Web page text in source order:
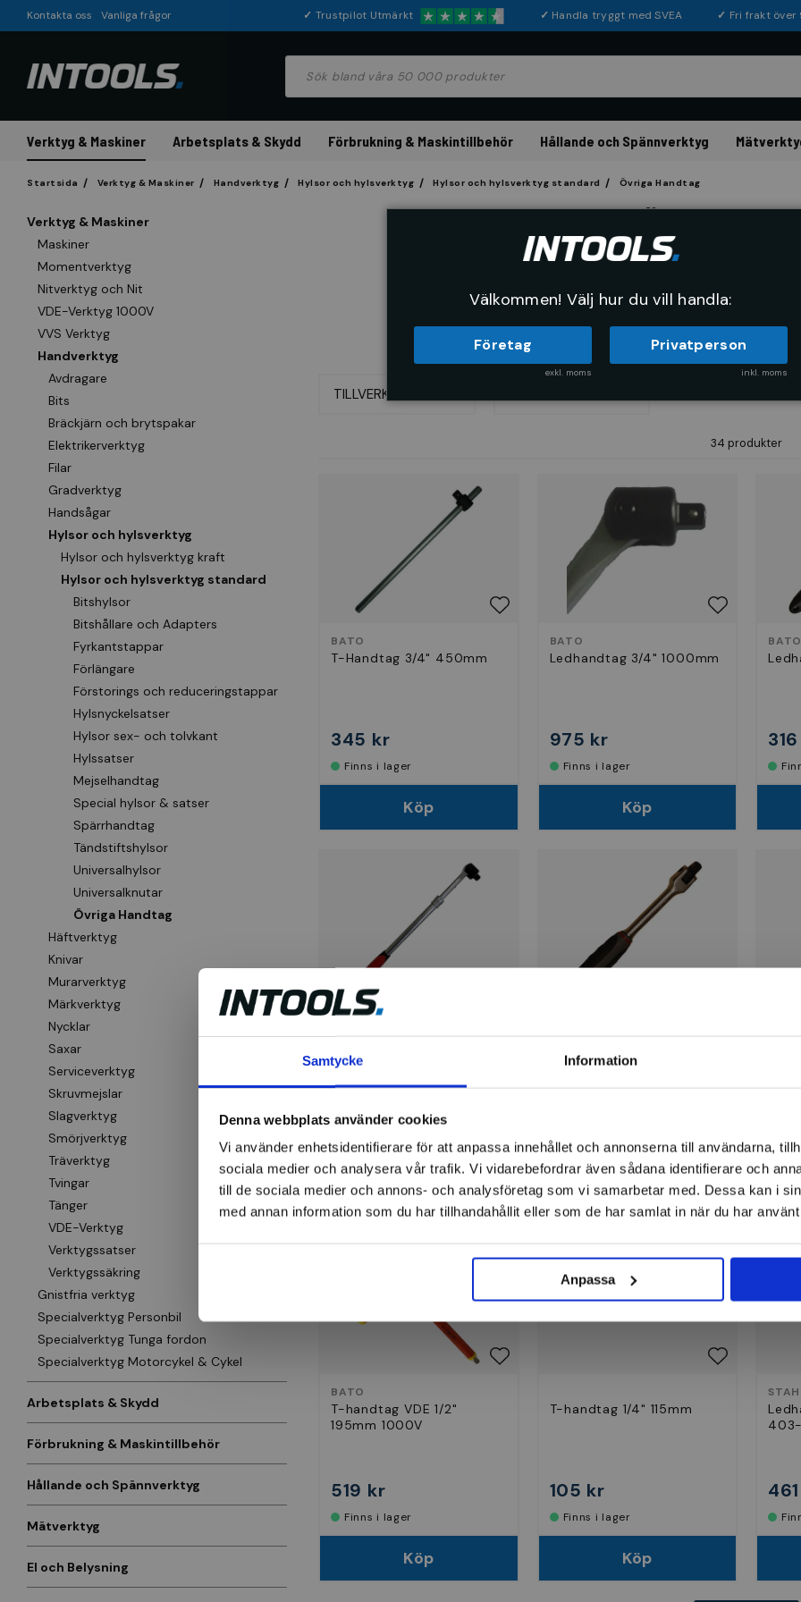
Samtycke Information
Denna webbplats använder cookies
Vi använder enhetsidentifierare för att anpassa innehållet och annonserna till användarna,
sociala medier och analysera vår trafik. Vi vidarebefordrar även sådana identifierare och
till de sociala medier och annons- och analysföretag som vi samarbetar med. Dessa kan i
med annan information som du har tillhandahållit eller som de har samlat in när du har
Anpassa
Kontakta oss Vanliga frågor ✓ Trustpilot Utmärkt ✓ Handla tryggt med SVEA ✓ Fri frakt över
Verktyg & Maskiner Arbetsplats & Skydd Förbrukning & Maskintillbehör Hållande och Spännverktyg
Startsida Verktyg & Maskiner Handverktyg Hylsor och hylsverktyg Hylsor och hylsverktyg standard Övriga Handtag
Verktyg & Maskiner
Maskiner
Momentverktyg
Nitverktyg och Nit
VDE-Verktyg 1000V
VVS Verktyg
Handverktyg
Avdragare
Bits
Bräckjärn och brytspakar
Elektrikerverktyg
Filar
Gradverktyg
Handsågar
Hylsor och hylsverktyg
Hylsor och hylsverktyg kraft
Hylsor och hylsverktyg standard
Bitshylsor
Bitshållare och Adapters
Fyrkantstappar
Förlängare
Förstorings och reduceringstappar
Hylsnyckelsatser
Hylsor sex- och tolvkant
Hylssatser
Mejselhandtag
Special hylsor & satser
Spärrhandtag
Tändstiftshylsor
Universalhylsor
Universalknutar
Övriga Handtag
Häftverktyg
Knivar
Murarverktyg
Märkverktyg
Nycklar
Saxar
Serviceverktyg
Skruvmejslar
Slagverktyg
Smörjverktyg
Träverktyg
Tvingar
Tänger
VDE-Verktyg
Verktygssatser
Verktygssäkring
Gnistfria verktyg
Specialverktyg Personbil
Specialverktyg Tunga fordon
Specialverktyg Motorcykel & Cykel
Arbetsplats & Skydd
Förbrukning & Maskintillbehör
Hållande och Spännverktyg
Mätverktyg
El och Belysning
Övriga
TILLVERKARE
34 produkter
BATO
T-Handtag 3/4" 450mm
345 kr
Finns i lager
Köp
BATO
Ledhandtag 3/4" 1000mm
975 kr
Finns i lager
Köp
BATO
BATO
Ledhandtag 1/2"
734 kr
Finns i lager
Köp
Ledhandtag 3/8" 200mm
Slut i lager
Visa
T-
BATO
T-handtag VDE 1/2"
195mm 1000V
519 kr
Finns i lager
Köp
T-handtag 1/4" 115mm
105 kr
Finns i lager
Köp
Välkommen! Välj hur du vill handla:
Företag
exkl. moms
Privatperson
inkl. moms